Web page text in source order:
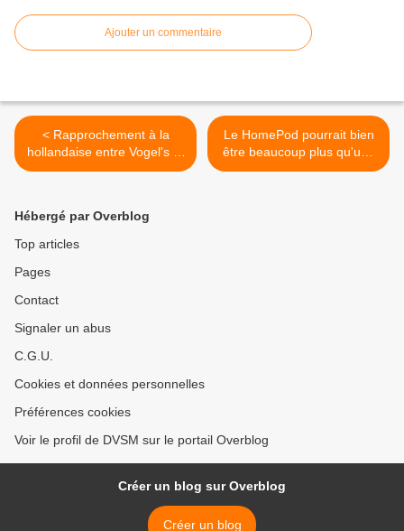
Ajouter un commentaire
< Rapprochement à la
hollandaise entre Vogel's et
Marmitek.
Le HomePod pourrait bien
être beaucoup plus qu'une
banale enceinte connectée.
Hébergé par Overblog
Top articles
Pages
Contact
Signaler un abus
C.G.U.
Cookies et données personnelles
Préférences cookies
Voir le profil de DVSM sur le portail Overblog
Créer un blog sur Overblog
Créer un blog